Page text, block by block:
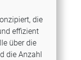
die
effizient
über die
die Anzahl